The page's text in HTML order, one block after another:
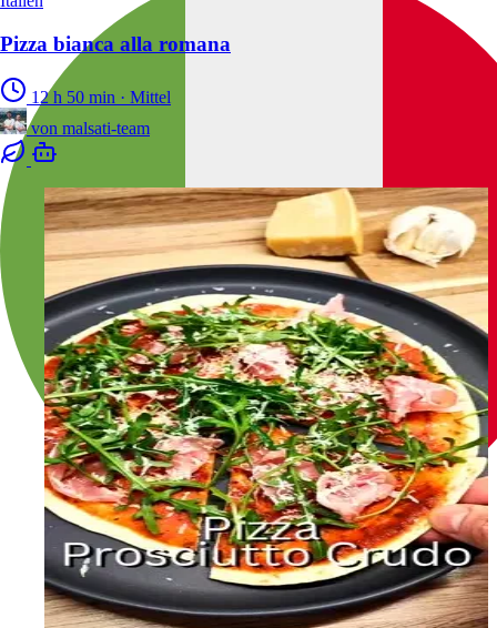
Pizza bianca alla romana
12 h 50 min · Mittel
von malsati-team